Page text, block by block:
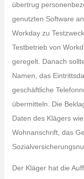
übertrug
genutzten Software
Workday zu
Testbetrieb von
geregelt. Danach
Namen, das
geschäftliche
übermitteln. Die
Daten des Klägers
Wohnanschrift, das
Der Kläger hat die